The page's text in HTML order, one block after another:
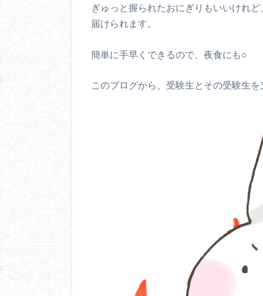
ぎゅっと握られたおにぎりもいいけれ
届けられます。
簡単に手早くできるので、夜食にも○
このブログから、受験生とその受験生